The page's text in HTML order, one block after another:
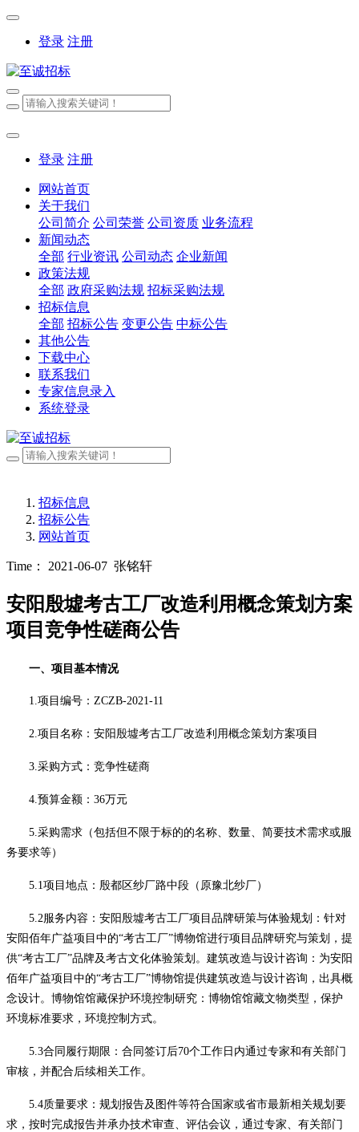
登录 注册
登录 注册
网站首页
关于我们
公司简介 公司荣誉 公司资质 业务流程
新闻动态
全部 行业资讯 公司动态 企业新闻
政策法规
全部 政府采购法规 招标采购法规
招标信息
全部 招标公告 变更公告 中标公告
其他公告
下载中心
联系我们
专家信息录入
系统登录
招标信息
招标公告
网站首页
Time： 2021-06-07 张铭轩
安阳殷墟考古工厂改造利用概念策划方案
项目竞争性磋商公告
一、项目基本情况
1.项目编号：ZCZB-2021-11
2.项目名称：安阳殷墟考古工厂改造利用概念策划方案项目
3.采购方式：竞争性磋商
4.预算金额： 36万元
5.采购需求（包括但不限于标的的名称、数量、简要技术需求或服
务要求等）
5.1项目地点：殷都区纱厂路中段（原豫北纱厂）
5.2服务内容： 安阳殷墟考古工厂项目品牌研策与体验规划：针对
安阳佰年广益项目中的“考古工厂”博物馆进行项目品牌研究与策划，提
供“考古工厂”品牌及考古文化体验策划。建筑改造与设计咨询：为安阳
佰年广益项目中的“考古工厂”博物馆提供建筑改造与设计咨询，出具概
念设计。博物馆馆藏保护环境控制研究：博物馆馆藏文物类型，保护
环境标准要求，环境控制方式。
5.3合同履行期限： 合同签订后70个工作日内通过专家和有关部门
审核，并配合后续相关工作。
5.4质量要求：规划报告及图件等符合国家或省市最新相关规划要
求，按时完成报告并承办技术审查、评估会议，通过专家、有关部门